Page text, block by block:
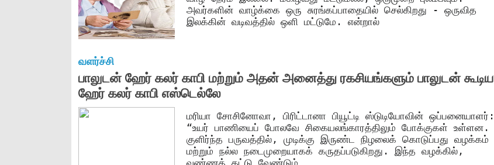
அவர்களின் வாழ்க்கை ஒரு சுரங்கப்பாதையில் செல்கிறது - ஒருவித
இலக்கின் வடிவத்தில் ஒளி மட்டுமே. என்றால்
வளர்ச்சி
பாலுடன் ஹேர் கலர் காபி மற்றும் அதன் அனைத்து ரகசியங்களும் பாலுடன் கூடிய
ஹேர் கலர் காபி எஸ்டெல்லே
மரியா சோசினோவா, பிரிட்டானா பியூட்டி ஸ்டுடியோவின் ஒப்பனையாளர்:
“உயர் பாணியைப் போலவே சிகையலங்காரத்திலும் போக்குகள் உள்ளன.
குளிர்ந்த பருவத்தில், முடிக்கு இருண்ட நிழலைக் கொடுப்பது வழக்கம்
மற்றும் நல்ல நடைமுறையாகக் கருதப்படுகிறது. இந்த வழக்கில்,
வண்ணத் தட்டு வேண்டும்